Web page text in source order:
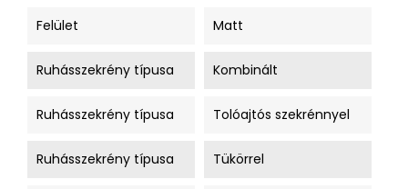
Felület Matt
Ruhásszekrény típusa Kombinált
Ruhásszekrény típusa Tolóajtós szekrénnyel
Ruhásszekrény típusa Tükörrel